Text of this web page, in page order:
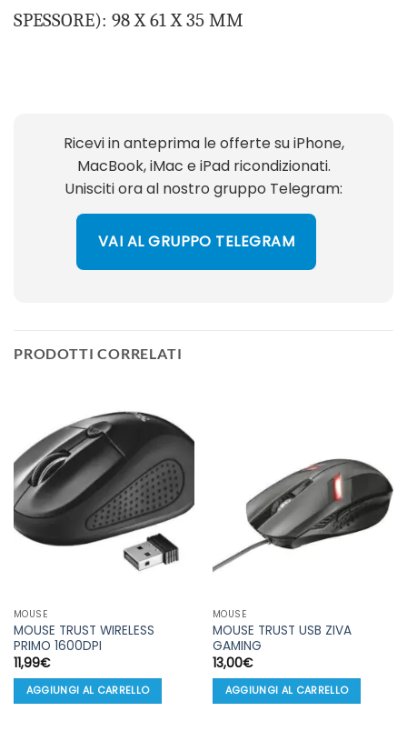
SPESSORE): 98 X 61 X 35 MM
Ricevi in anteprima le offerte su iPhone,
MacBook, iMac e iPad ricondizionati.
Unisciti ora al nostro gruppo Telegram:
VAI AL GRUPPO TELEGRAM
PRODOTTI CORRELATI
MOUSE
MOUSE TRUST WIRELESS
PRIMO 1600DPI
11,99€
AGGIUNGI AL CARRELLO
MOUSE
MOUSE TRUST USB ZIVA
GAMING
13,00€
AGGIUNGI AL CARRELLO